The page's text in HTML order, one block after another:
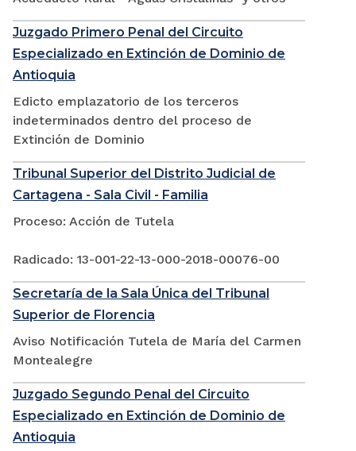
Juzgado Primero Penal del Circuito
Especializado en Extinción de Dominio de
Antioquia
Edicto emplazatorio de los terceros
indeterminados dentro del proceso de
Extinción de Dominio
Tribunal Superior del Distrito Judicial de
Cartagena - Sala Civil - Familia
Proceso: Acción de Tutela
Radicado: 13-001-22-13-000-2018-00076-00
Secretaría de la Sala Única del Tribunal
Superior de Florencia
Aviso Notificación Tutela de María del Carmen
Montealegre
Juzgado Segundo Penal del Circuito
Especializado en Extinción de Dominio de
Antioquia